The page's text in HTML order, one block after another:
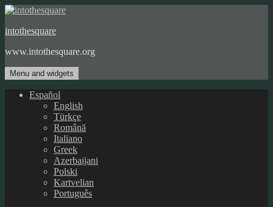
Skip
content
intothesquare
www.intothesquare.org
Menu and widgets
Español
English
Türkçe
Română
Italiano
Greek
Azerbaijani
Polski
Kartvelian
Português